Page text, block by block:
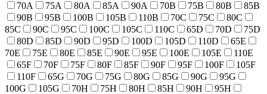
70A
75A 80A 85A 90A 70B 75B 80B
85B
90B
95B 100B 105B 110B 70C 75C
80C
85C
90C 95C 100C 105C 110C 65D 70D
75D
80D
85D 90D 95D 100D 105D 110D
65E
70E
75E 80E 85E 90E 95E 100E 105E
110E
65F
70F 75F 80F 85F 90F 95F 100F
105F
110F
65G 70G 75G 80G 85G 90G
95G
100G
105G 70H 75H 80H 85H 90H
95H